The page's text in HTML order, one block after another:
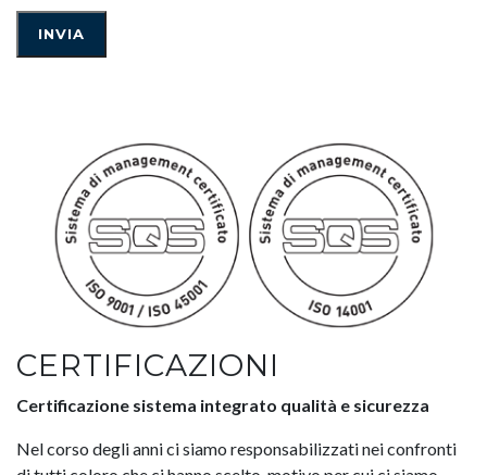
CERTIFICAZIONI
Certificazione sistema integrato qualità e sicurezza
Nel corso degli anni ci siamo responsabilizzati nei confronti